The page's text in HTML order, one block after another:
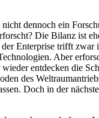
dennoch ein
Die Bilanz ist
Enterprise trifft zwar
Aber
entdecken die
des
Doch in der